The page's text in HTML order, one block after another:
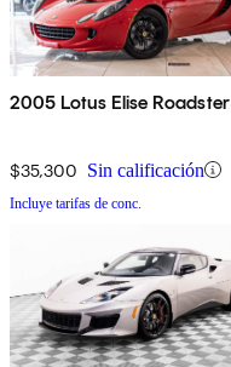
2005 Lotus Elise Roadster
$35,300 Sin calificación
Incluye tarifas de conc.